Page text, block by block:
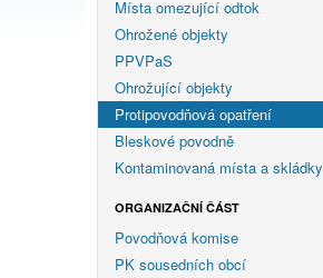
Místa omezující odtok
Ohrožené objekty
PPVPaS
Ohrožující objekty
Protipovodňová opatření
Bleskové povodně
Kontaminovaná místa a skládky
ORGANIZAČNÍ ČÁST
Povodňová komise
PK sousedních obcí